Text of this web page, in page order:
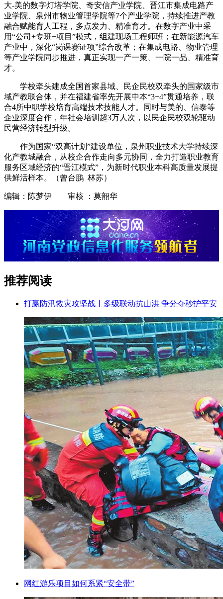
大-美的数字灯塔学院、奇安信产业学院、晋江市集成电路产
业学院、泉州市物业管理学院等7个产业学院，持续推进产教
融合赋能育人工程，多点发力、精准育才。在数字产业中采
用“公司+专班+项目”模式，组建现场工程师班；在新能源汽车
产业中，深化“岗课赛证项”综合改革；在集成电路、物业管理
等产业学院同步推进，真正实现一产一策、一院一品、精准育
才。
学校牵头建成全国首家县域、民企民校双牵头的国家级市
域产教联合体，并在福建省率先开展中本“3+4”贯通培养，联
合4所中职学校培育高端技术技能人才。同时与美的、信泰等
企业深度合作，年社会培训超3万人次，以民企民校双轮驱动
民营经济转型升级。
作为国家“双高计划”建设单位，泉州职业技术大学持续深
化产教城融合，从校企合作走向多元协同，全力打造职业教育
服务区域经济的“晋江模式”，为新时代职业本科高质量发展提
供鲜活样本。（曾台鹏 林苏）
编辑：陈梦伊 审核 ：莫韶华
推荐阅读
打赢防汛救灾攻坚战丨多级联动抗山洪 争分夺秒护平安
网红游乐项目如何系紧“安全带”